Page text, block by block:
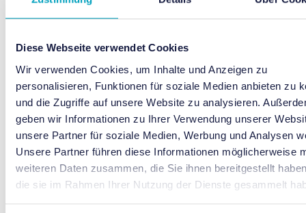
Diese Webseite verwendet Cookies
Wir verwenden Cookies, um Inhalte und Anzeigen zu
personalisieren, Funktionen für soziale Medien anbieten zu
und die Zugriffe auf unsere Website zu analysieren.
geben wir Informationen zu Ihrer Verwendung unserer
unsere Partner für soziale Medien, Werbung und Analysen
Unsere Partner führen diese Informationen möglicherweise
weiteren Daten zusammen, die Sie ihnen bereitgestellt
die sie im Rahmen Ihrer Nutzung der Dienste gesammelt